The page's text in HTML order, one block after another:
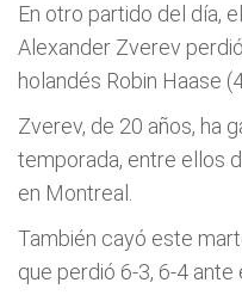
En otro partido del día,
Alexander Zverev
holandés Robin Haase
Zverev, de 20 años, ha
temporada, entre ellos
en Montreal.
También cayó este
que perdió 6-3, 6-4